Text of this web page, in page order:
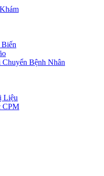
Bệnh Nhân
Liệu
CPM